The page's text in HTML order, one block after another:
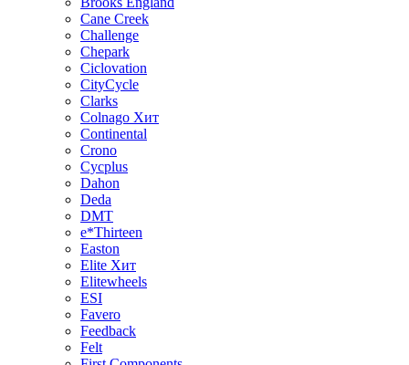
Cane Creek
Challenge
Chepark
Ciclovation
CityCycle
Clarks
Colnago Хит
Continental
Crono
Cycplus
Dahon
Deda
DMT
e*Thirteen
Easton
Elite Хит
Elitewheels
ESI
Favero
Feedback
Felt